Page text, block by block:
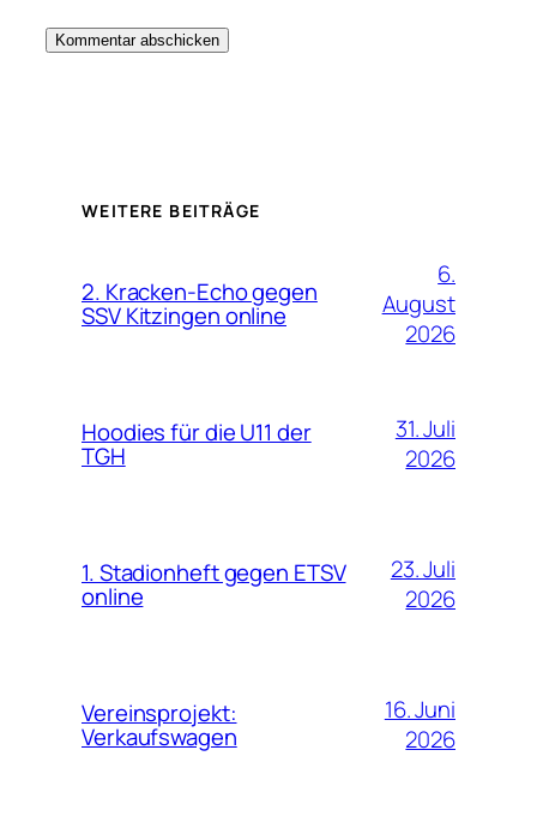
WEITERE BEITRÄGE
2. Kracken-Echo gegen
SSV Kitzingen online
6.
August
2026
Hoodies für die U11 der
TGH
31. Juli
2026
1. Stadionheft gegen ETSV
online
23. Juli
2026
Vereinsprojekt:
Verkaufswagen
16. Juni
2026